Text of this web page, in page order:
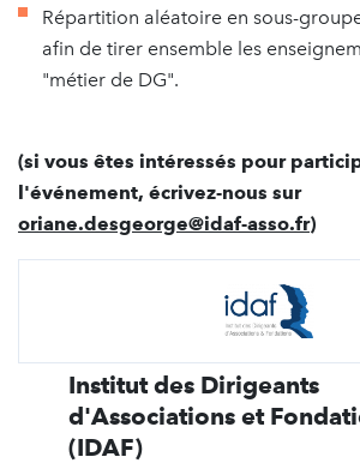
Répartition aléatoire en sous-
afin de tirer ensemble les
"métier de DG".
(si vous êtes intéressés pour
l'événement, écrivez-nous sur
oriane.desgeorge@idaf-asso.fr)
Institut des Dirigeants
d'Associations et
(IDAF)